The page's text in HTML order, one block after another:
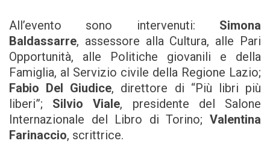
All’evento sono intervenuti: Simona
Baldassarre, assessore alla Cultura, alle Pari
Opportunità, alle Politiche giovanili e della
Famiglia, al Servizio civile della Regione Lazio;
Fabio Del Giudice, direttore di “Più libri più
liberi”; Silvio Viale, presidente del Salone
Internazionale del Libro di Torino; Valentina
Farinaccio, scrittrice.